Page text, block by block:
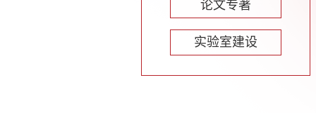
论文专著
实验室建设